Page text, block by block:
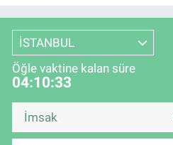
İSTANBUL
Öğle vaktine kalan süre
04:10:32
İmsak